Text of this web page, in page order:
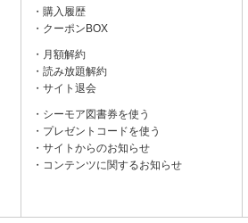
購入履歴
クーポンBOX
月額解約
読み放題解約
サイト退会
シーモア図書券を使う
プレゼントコードを使う
サイトからのお知らせ
コンテンツに関するお知らせ